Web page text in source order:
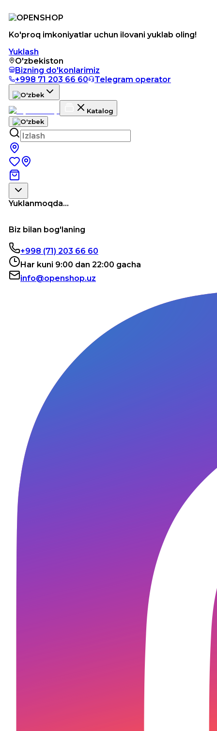
Ko'proq imkoniyatlar uchun ilovani yuklab oling!
Yuklash
O'zbekiston
Bizning do'konlarimiz
+998 71 203 66 60
Telegram operator
Katalog
Yuklanmoqda...
Biz bilan bog'laning
+998 (71) 203 66 60
Har kuni 9:00 dan 22:00 gacha
info@openshop.uz